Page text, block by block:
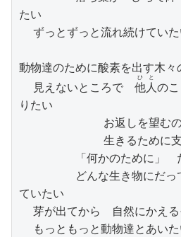
たい
ずっとずっと流れ続けていた
動物達のために酸素を出す木々
  見えないところで
他人
ひと
の
りたい
お返しを望むの
生きるために支
「何かのために」　
どんな生き物にだっ
ていたい
芽が出てから　自然にかえ
もっともっと動物達とあいた